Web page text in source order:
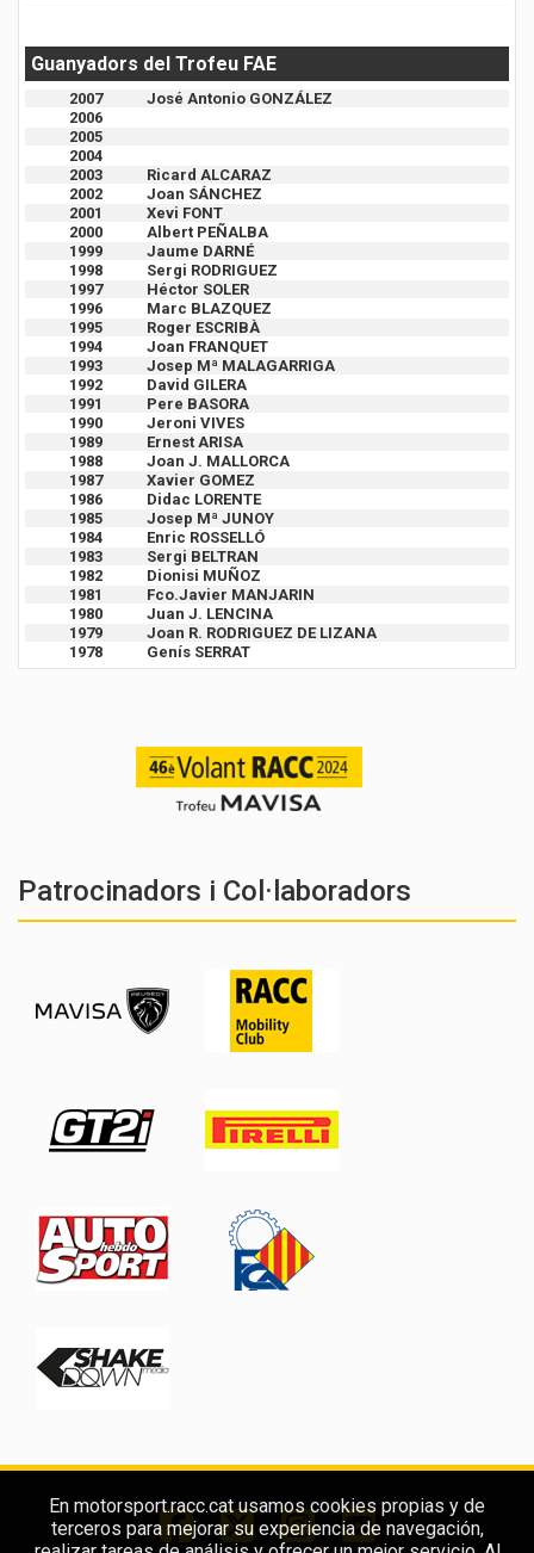
Guanyadors del Trofeu FAE
2007
José Antonio GONZÁLEZ
2006
2005
2004
2003
Ricard ALCARAZ
2002
Joan SÁNCHEZ
2001
Xevi FONT
2000
Albert PEÑALBA
1999
Jaume DARNÉ
1998
Sergi RODRIGUEZ
1997
Héctor SOLER
1996
Marc BLAZQUEZ
1995
Roger ESCRIBÀ
1994
Joan FRANQUET
1993
Josep Mª MALAGARRIGA
1992
David GILERA
1991
Pere BASORA
1990
Jeroni VIVES
1989
Ernest ARISA
1988
Joan J. MALLORCA
1987
Xavier GOMEZ
1986
Didac LORENTE
1985
Josep Mª JUNOY
1984
Enric ROSSELLÓ
1983
Sergi BELTRAN
1982
Dionisi MUÑOZ
1981
Fco.Javier MANJARIN
1980
Juan J. LENCINA
1979
Joan R. RODRIGUEZ DE LIZANA
1978
Genís SERRAT
Patrocinadors i Col·laboradors
En motorsport.racc.cat usamos cookies propias y de
terceros para mejorar su experiencia de navegación,